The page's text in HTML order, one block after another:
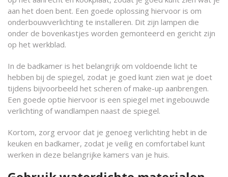
aan het doen bent. Een goede oplossing hiervoor is om
onderbouwverlichting te installeren. Dit zijn lampen die
onder de bovenkastjes worden gemonteerd en gericht zijn
op het werkblad.
In de badkamer is het belangrijk om voldoende licht te
hebben bij de spiegel, zodat je goed kunt zien wat je doet
tijdens bijvoorbeeld het scheren of make-up aanbrengen.
Een goede optie hiervoor is een spiegel met ingebouwde
verlichting of wandlampen naast de spiegel.
Kortom, zorg ervoor dat je genoeg verlichting hebt in de
keuken en badkamer, zodat je veilig en comfortabel kunt
werken in deze belangrijke kamers van je huis.